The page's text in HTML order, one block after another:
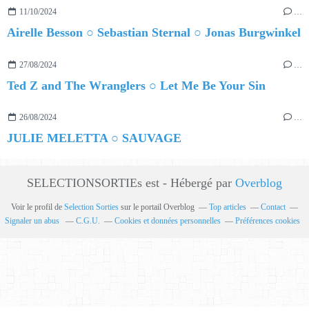
11/10/2024 …
Airelle Besson ○ Sebastian Sternal ○ Jonas Burgwinkel
27/08/2024 …
Ted Z and The Wranglers ○ Let Me Be Your Sin
26/08/2024 …
JULIE MELETTA ○ SAUVAGE
SELECTIONSORTIEs est - Hébergé par Overblog
Voir le profil de Selection Sorties sur le portail Overblog Top articles
Contact
Signaler un abus
C.G.U. Cookies et données personnelles Préférences cookies